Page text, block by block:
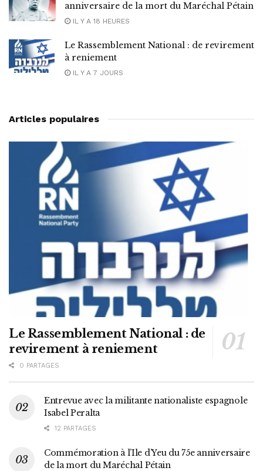
anniversaire de la mort du Maréchal Pétain
IL Y A 18 HEURES
Le Rassemblement National : de revirement
à reniement
IL Y A 7 JOURS
Articles populaires
Le Rassemblement National : de
revirement à reniement
0 PARTAGES
Entrevue avec la militante nationaliste espagnole
Isabel Peralta
12 PARTAGES
Commémoration à l’Ile d’Yeu du 75e anniversaire
de la mort du Maréchal Pétain